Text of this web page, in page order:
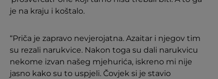
je na kraju i koštalo.
“Priča je zapravo nevjerojatna. Azaitar i njegov tim
su rezali narukvice. Nakon toga su dali narukvicu
nekome izvan našeg mjehurića, iskreno mi nije
jasno kako su to uspjeli. Čovjek si je stavio